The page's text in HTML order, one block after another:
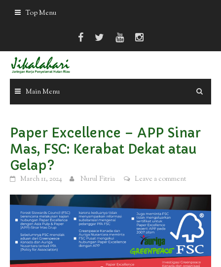
Top Menu
Main Menu
Paper Excellence – APP Sinar
Mas, FSC: Kerabat Dekat atau
Gelap?
March 11, 2024 Nurul Fitria Leave a comment